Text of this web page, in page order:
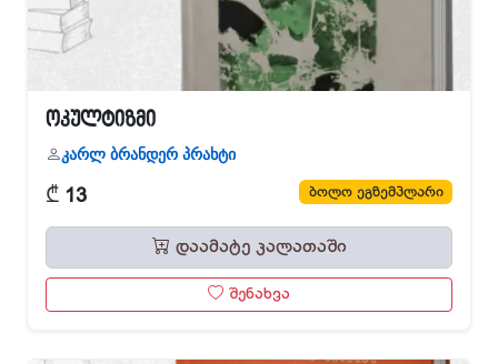
ოკულტიზმი
კარლ ბრანდერ პრახტი
₾ 13 ბოლო ეგზემპლარი
დაამატე კალათაში
შენახვა